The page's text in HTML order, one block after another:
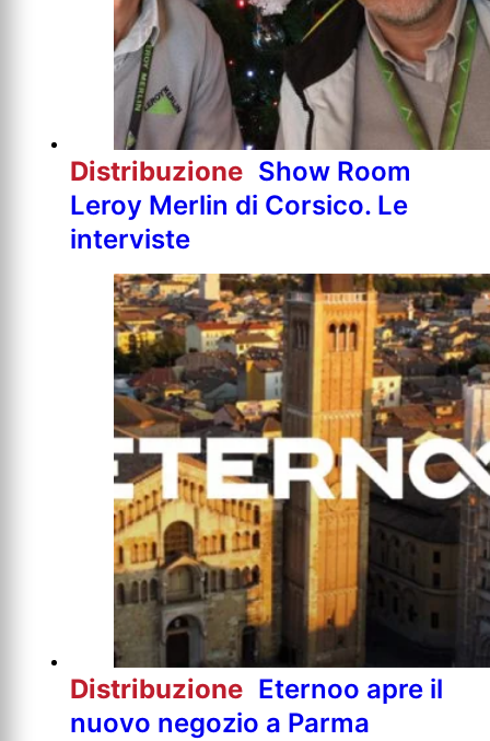
Distribuzione Show Room
Leroy Merlin di Corsico. Le
interviste
Distribuzione Eternoo apre il
nuovo negozio a Parma